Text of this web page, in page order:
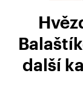
další